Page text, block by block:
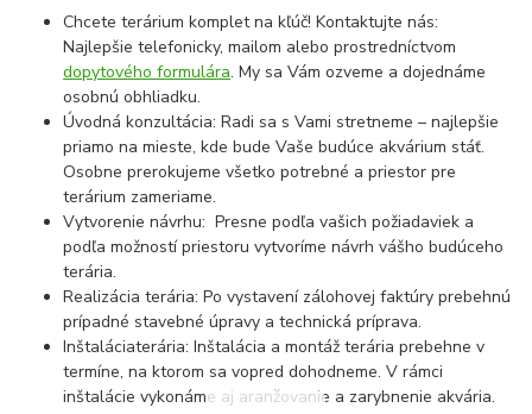
Chcete terárium komplet na kľúč! Kontaktujte nás:
Najlepšie telefonicky, mailom alebo prostredníctvom
dopytového formulára. My sa Vám ozveme a dojednáme
osobnú obhliadku.
Úvodná konzultácia: Radi sa s Vami stretneme – najlepšie
priamo na mieste, kde bude Vaše budúce akvárium stáť.
Osobne prerokujeme všetko potrebné a priestor pre
terárium zameriame.
Vytvorenie návrhu: Presne podľa vašich požiadaviek a
podľa možností priestoru vytvoríme návrh vášho budúceho
terária.
Realizácia terária: Po vystavení zálohovej faktúry prebehnú
prípadné stavebné úpravy a technická príprava.
Inštaláciaterária: Inštalácia a montáž terária prebehne v
termíne, na ktorom sa vopred dohodneme. V rámci
inštalácie vykonáme aj aranžovanie a zarybnenie akvária.